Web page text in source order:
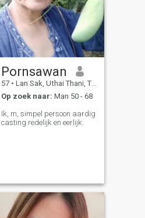
Pornsawan
57 • Lan Sak, Uthai Thani, Thailand
Op zoek naar: Man 50 - 68
Ik, m, simpel persoon aardig
casting redelijk en eerlijk.